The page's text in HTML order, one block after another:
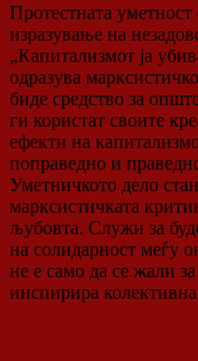
Протестната уметност
изразување на
„Капитализмот ja
одразува
биде средство за
ги користат своите
ефекти на
поправедно и
Уметничкото дело
марксистичката
љубовта. Служи за
на солидарност меѓу
не е само да се жали
инспирира